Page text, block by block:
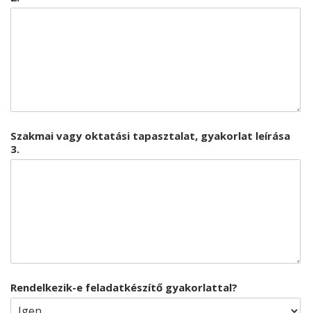
Szakmai vagy oktatási tapasztalat, gyakorlat leírása
3.
Rendelkezik-e feladatkészítő gyakorlattal?